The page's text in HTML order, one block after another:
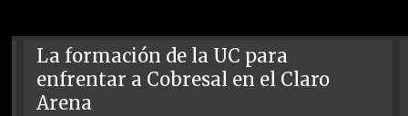
La formación de la UC para
enfrentar a Cobresal en el Claro
Arena